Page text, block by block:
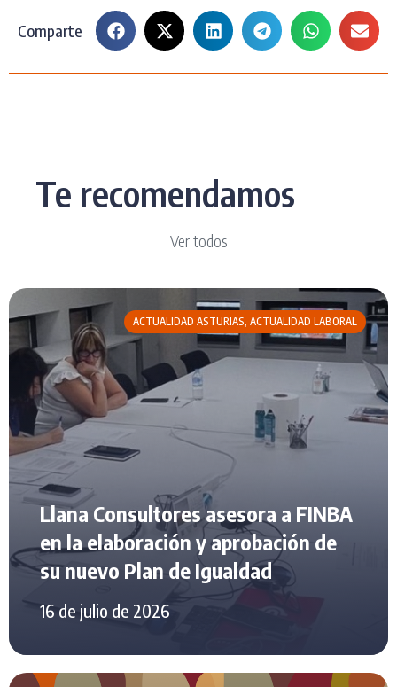
Comparte
Te recomendamos
Ver todos
ACTUALIDAD ASTURIAS, ACTUALIDAD LABORAL
Llana Consultores asesora a FINBA
en la elaboración y aprobación de
su nuevo Plan de Igualdad
16 de julio de 2026